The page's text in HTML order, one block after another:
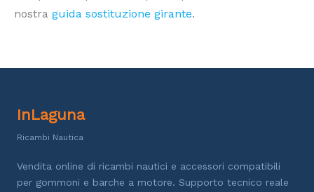
nostra guida sostituzione girante.
InLaguna
Ricambi Nautica
Vendita online di ricambi nautici e accessori compatibili
per gommoni e barche a motore. Supporto tecnico reale